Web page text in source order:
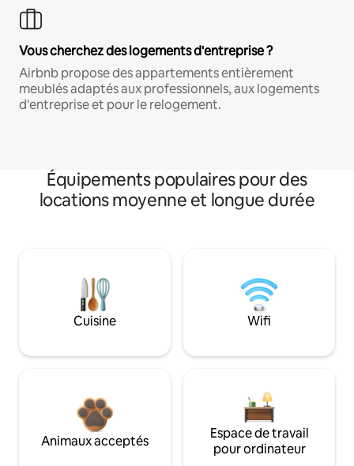
Vous cherchez des logements d'entreprise ?
Airbnb propose des appartements entièrement
meublés adaptés aux professionnels, aux logements
d'entreprise et pour le relogement.
Équipements populaires pour des
locations moyenne et longue durée
Cuisine Wifi
Animaux acceptés
Espace de travail
pour ordinateur